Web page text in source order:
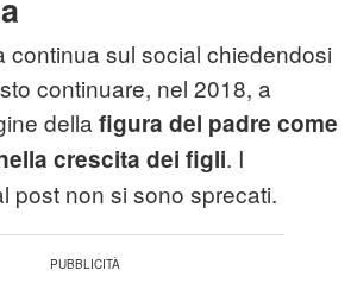
continua sul social chiedendosi
continuare, nel 2018, a
della figura del padre come
crescita dei figli. I
post non si sono sprecati.